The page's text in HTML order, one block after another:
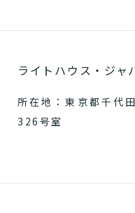
ライトハウス・ジャ
所在地：東京都千代
326号室